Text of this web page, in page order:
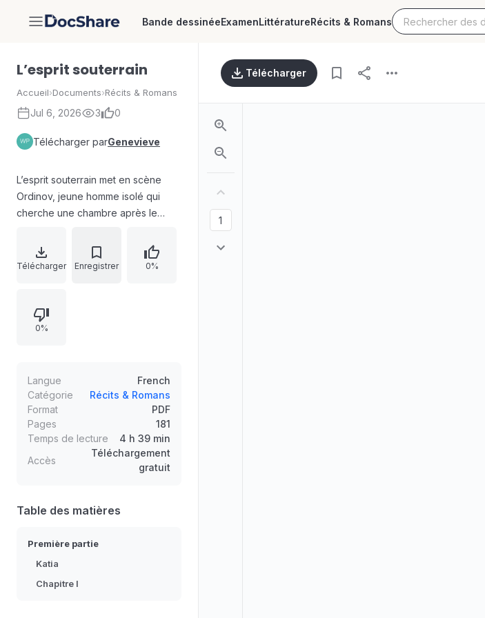
DocShare Bande dessinéeExamenLittératureRécits & Romans
L’esprit souterrain
Accueil›Documents›Récits & Romans
Jul 6, 2026 3 0
Télécharger parGenevieve
L’esprit souterrain met en scène
Ordinov, jeune homme isolé qui
cherche une chambre après le
observe la vie de rue et la foule
avec un intérêt d’abord distrait puis
son isolement intérieur, né dès
l’enfance et renforcé par une
quotidienne et l’appel d’une
existence extérieure qu’il repousse
tout en la subissant.
Télécharger Enregistrer 0%
0%
Langue
French
Catégorie
Récits & Romans
Format
PDF
Pages
181
Temps de lecture
4 h 39 min
Accès
Téléchargement
gratuit
Table des matières
Première partie
Katia
Chapitre I
Télécharger